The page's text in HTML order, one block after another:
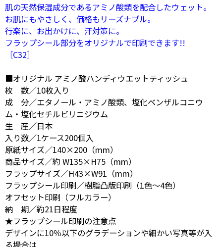
肌の天然保湿成分であるアミノ酸類を配合したウェット。
お肌にもやさしく、価格もリーズナブル。
行楽に、お出かけに、汗対策に。
フラップシール部分をオリジナルで印刷できます!!
［C32］
■オリジナル アミノ酸ハンディウエットティッシュ
枚 数／10枚入り
成 分／エタノール・アミノ酸類、塩化ベンザルコニウ
ム・塩化セチルビリニジウム
生 産／日本
入り数／1ケース200個入
原紙サイズ／140×200（mm）
商品サイズ／約 W135×H75（mm）
フラップサイズ／H43×W91（mm）
フラップシール印刷／樹脂凸版印刷（1色～4色）
オフセット印刷（フルカラー）
納 期／約21日程度
★フラップシール印刷の注意点
デザインに10％以下のグラデーションや細かい写真等が入
る場合は